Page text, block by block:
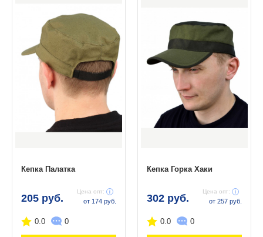
Кепка Палатка
205 руб.
Цена опт:
от 174 руб.
0.0 0
Кепка Горка Хаки
302 руб.
Цена опт:
от 257 руб.
0.0 0